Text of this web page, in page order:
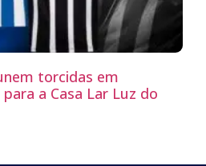
torcidas em
a Casa Lar Luz do